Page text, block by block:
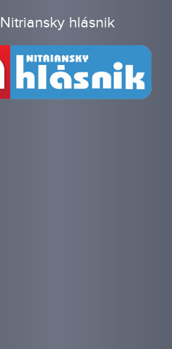
Nitriansky hlásnik